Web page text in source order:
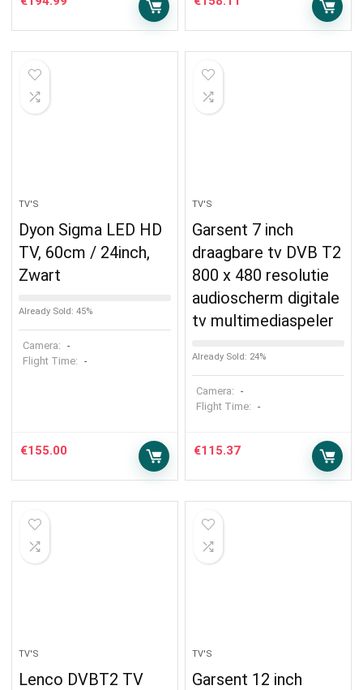
TV'S
Dyon Sigma LED HD
TV, 60cm / 24inch,
Zwart
Already Sold: 45%
Camera: -
Flight Time: -
€155.00
TV'S
Garsent 7 inch
draagbare tv DVB T2
800 x 480 resolutie
audioscherm digitale
tv multimediaspeler
Already Sold: 24%
Camera: -
Flight Time: -
€115.37
TV'S
Lenco DVBT2 TV
TV'S
Garsent 12 inch